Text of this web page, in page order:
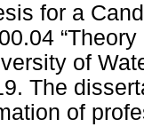
for a
of
The
of